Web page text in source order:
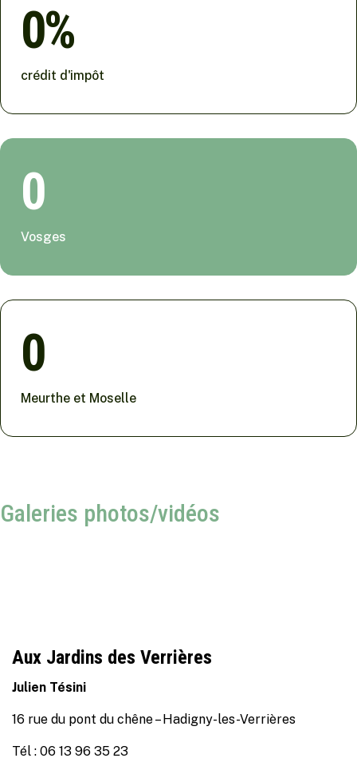
0
crédit d'impôt
0
Vosges
0
Meurthe et Moselle
Galeries photos/vidéos
Aux Jardins des Verrières
Julien Tésini
16 rue du pont du chêne – Hadigny-les-Verrières
Tél : 06 13 96 35 23